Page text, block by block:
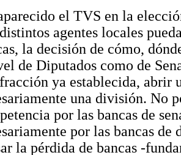
el TVS en la
agentes locales
la decisión de cómo,
de Diputados como de
ya establecida, abrir
una división. No
por las bancas de
por las bancas de
la pérdida de bancas -